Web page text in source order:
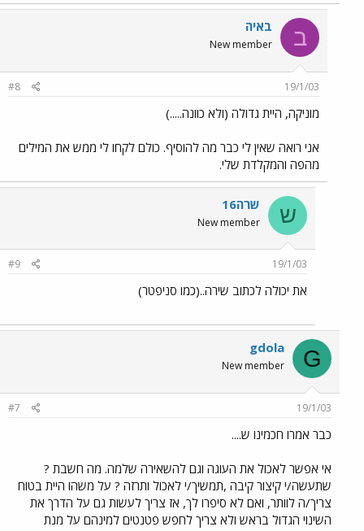
ב באיה
New member
19/1/03
#8
מוניקה, היית גדולה (ולא כוונה.....)
אני רואה שאין לי כבר מה להוסיף. כולם לקחו לי ממש את המילים
מהפה והמקלדת שלי.
ש שרה16
New member
19/1/03
#9
את יכולה לכתוב שירה..(כמו סניפטר)
G
gdola
New member
19/1/03
#7
כבר אמרו חכמינו ש....
אי אפשר לאכול את העוגה וגם להשאירה שלמה. מה חשבת ?
שתעשה/י קיצור קיבה ,תמשיך/י לאכול ותרזה ? על משהו היית בטוח
צריך/ה לוותר, ואם לא סיפרו לך, אז צריך לעשות גם על הדרך את
השינוי הגדול בראש ולא צריך לחפש פטנטים למינהם על מנת